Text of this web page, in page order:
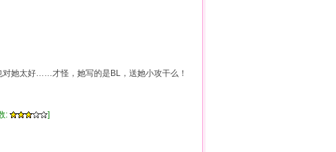
太好……才怪，她写的是BL，送她小攻干么！
:
]